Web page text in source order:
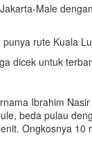
Male
rute Kuala
dicek untuk
Ibrahim
beda pulau
Ongkosnya